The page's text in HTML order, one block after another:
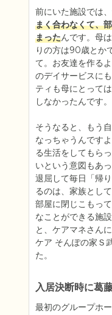
前にいた施設では、
まく合わなくて、
まったんです。母
りの方は90歳とか
て。お友達を作る
のデイサービスに
ティも母にとって
しなかったんです。
そうなると、もう
なっちゃうんです
る生活をしてもら
いという意図もあ
退屈して毎日「帰
るのは、家族とし
部屋に閉じこもっ
なことができる施
と、ケアマネさん
ケア そんぽの家Ｓ
た。
入居決断時に葛
最初のグループホ